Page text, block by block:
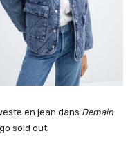
en jean dans Demain
sold out.